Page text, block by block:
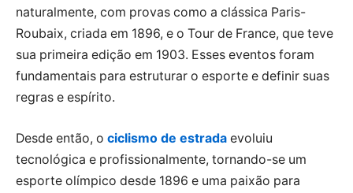
naturalmente, com provas como a clássica Paris-
Roubaix, criada em 1896, e o Tour de France, que teve
sua primeira edição em 1903. Esses eventos foram
fundamentais para estruturar o esporte e definir suas
regras e espírito.
Desde então, o ciclismo de estrada evoluiu
tecnológica e profissionalmente, tornando-se um
esporte olímpico desde 1896 e uma paixão para